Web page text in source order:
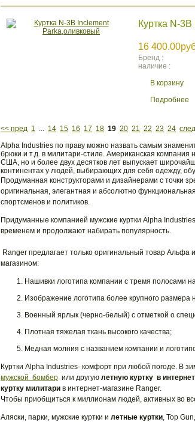
Куртка N-
16
Бренд :
наличие :
В корзину
Подробнее
<< пред 1 ... 14 15 16 17 18 19 20 21 22 23 24
Alpha Industries по праву можно назвать самым
брюки и т.д. в милитари-стиле. Американская
США, но и более двух десятков лет выпускает
континентах у людей, выбирающих для себя одежду,
Продуманная конструкторами и дизайнерами с точки
оригинальная, элегантная и абсолютно
спортсменов и политиков.
Придуманные компанией мужские куртки Alpha
временем и продолжают набирать популярность.
Ranger предлагает только оригинальный товар
магазином:
Нашивки логотипа компании с тремя полосами
Изображение логотипа более крупного размера
Военный ярлык (черно-белый) с отметкой о
Плотная тяжелая ткань высокого качества;
Медная молния с названием компании и
Куртки Alpha Industries- комфорт при любой погоде. В
мужской бомбер или другую летную куртку в
куртку милитари в интернет-магазине Ranger.
Чтобы приобщиться к миллионам людей, активных во
Аляски, парки, мужские куртки и летные куртки, Top